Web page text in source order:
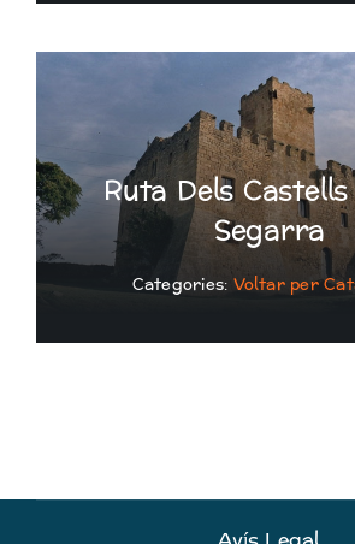
Ruta Dels
Segarra
Categories: Voltar per